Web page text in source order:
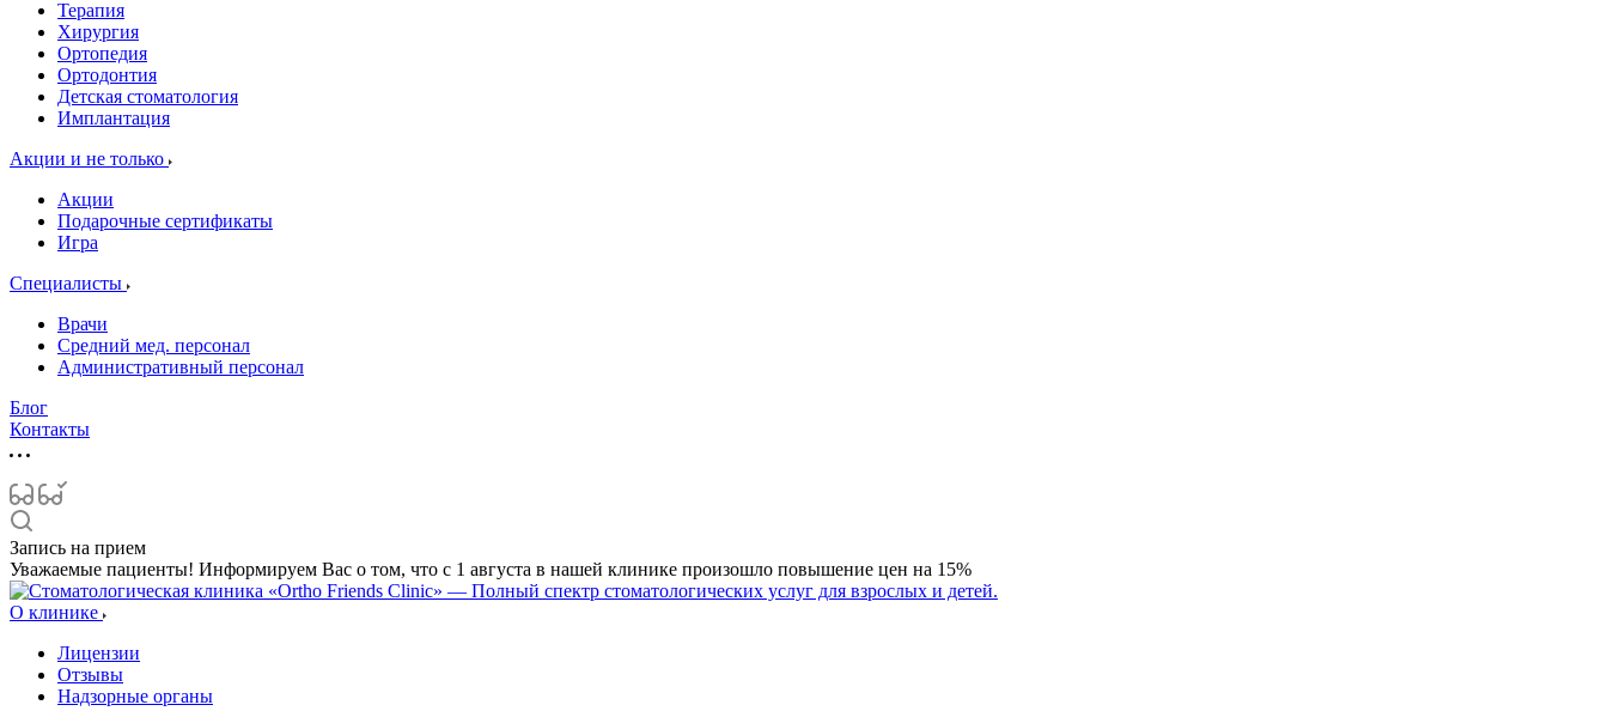
Терапия
Хирургия
Ортопедия
Ортодонтия
Детская стоматология
Имплантация
Акции и не только
Акции
Подарочные сертификаты
Игра
Специалисты
Врачи
Средний мед. персонал
Административный персонал
Блог
Контакты
Запись на прием
Уважаемые пациенты! Информируем Вас о том, что с 1 августа в нашей клинике произошло повышение цен на 15%
О клинике
Лицензии
Отзывы
Надзорные органы